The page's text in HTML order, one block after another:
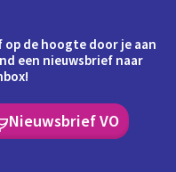
de hoogte door je aan
een nieuwsbrief naar
Nieuwsbrief VO